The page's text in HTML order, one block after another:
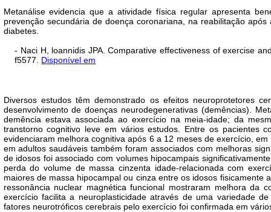
Metanálise evidencia que a atividade física regular apresenta
prevenção secundária de doença coronariana, na reabilitação
diabetes.
- Naci H, loannidis JPA. Comparative effectiveness of exercise
f5577. Disponível em
Diversos estudos têm demonstrado os efeitos neuroprotetores
desenvolvimento de doenças neurodegenerativas (demências).
demência estava associada ao exercício na meia-idade; da
transtorno cognitivo leve em vários estudos. Entre os pacientes
evidenciaram melhora cognitiva após 6 a 12 meses de exercício,
em adultos saudáveis também foram associados com melhoras
de idosos foi associado com volumes hipocampais
perda do volume de massa cinzenta idade-relacionada com
maiores de massa hipocampal ou cinza entre os idosos
ressonância nuclear magnética funcional mostraram melhora
exercício facilita a neuroplasticidade através de uma variedade
fatores neurotróficos cerebrais pelo exercício foi confirmada em